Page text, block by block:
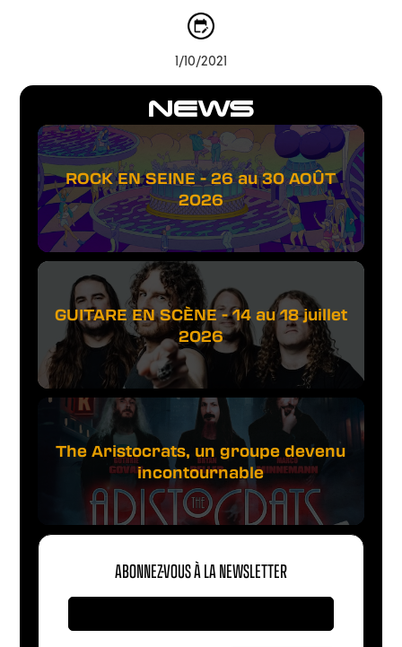
NEWS
ROCK EN SEINE - 26 au 30 AOÛT
2026
GUITARE EN SCÈNE - 14 au 18 juillet
2026
The Aristocrats, un groupe devenu
incontournable
ABONNEZ-VOUS À LA NEWSLETTER
1/10/2021